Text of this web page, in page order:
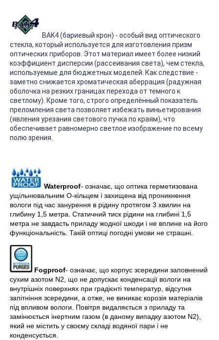
BAK4 (бариевый крон) - особый вид оптического
стекла, который используется для изготовления призм
оптических приборов. Этот материал имеет более низкий
коэффициент дисперсии (рассеивания света), чем стекла,
используемые для бюджетных моделей. Как следствие -
заметно снижается хроматическая аберрация (радужная
оболочка на резких границах перехода от темного к
светлому). Кроме того, строго определённый показатель
преломления света позволяет избежать виньетирования
(явления урезания светового пучка по краям), что
обеспечивает равномерно светлое изображение по всему
полю зрения.
Waterproof- означає, що оптика герметизована
ущільнювальним О-кільцем і захищена від проникнення
вологи під час занурення в рідину протягом 3 хвилин на
глибину 1,5 метра. Статичний тиск рідини на глибині 1,5
метра не завдасть приладу жодної шкоди і не вплине на його
функціональність. Такій оптиці погодні умови не страшні.
Fogproof- означає, що корпус зсередини заповнений
сухим азотом N2, що не допускає конденсації вологи на
внутрішніх поверхнях при градієнті температур, відсутня
запітніння зсередини, а отже, не виникає корозія матеріалів
під впливом вологи. Повітря видаляється з приладу та
замінюється інертним газом (в даному випадку азотом N2),
який не містить у своєму складі водяної пари і не
конденсується.